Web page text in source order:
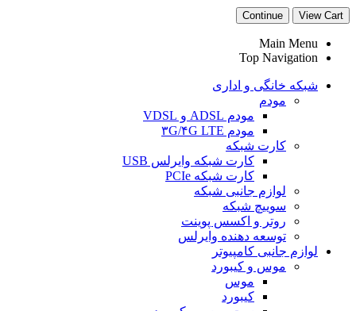
View Cart
Continue
Main Menu
Top Navigation
شبکه خانگی و اداری
مودم
مودم ADSL و VDSL
مودم ۳G/۴G LTE
کارت شبکه
کارت شبکه وایرلس USB
کارت شبکه PCIe
لوازم جانبی شبکه
سوییچ شبکه
روتر و اکسس پوینت
توسعه دهنده وایرلس
لوازم جانبی کامپیوتر
موس و کیبورد
موس
کیبورد